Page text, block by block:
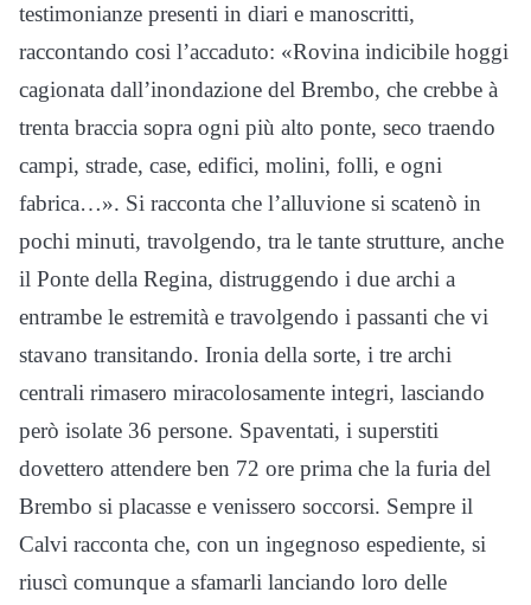
testimonianze presenti in diari e manoscritti,
raccontando cosi l’accaduto: «Rovina indicibile hoggi
cagionata dall’inondazione del Brembo, che crebbe à
trenta braccia sopra ogni più alto ponte, seco traendo
campi, strade, case, edifici, molini, folli, e ogni
fabrica…». Si racconta che l’alluvione si scatenò in
pochi minuti, travolgendo, tra le tante strutture, anche
il Ponte della Regina, distruggendo i due archi a
entrambe le estremità e travolgendo i passanti che vi
stavano transitando. Ironia della sorte, i tre archi
centrali rimasero miracolosamente integri, lasciando
però isolate 36 persone. Spaventati, i superstiti
dovettero attendere ben 72 ore prima che la furia del
Brembo si placasse e venissero soccorsi. Sempre il
Calvi racconta che, con un ingegnoso espediente, si
riuscì comunque a sfamarli lanciando loro delle